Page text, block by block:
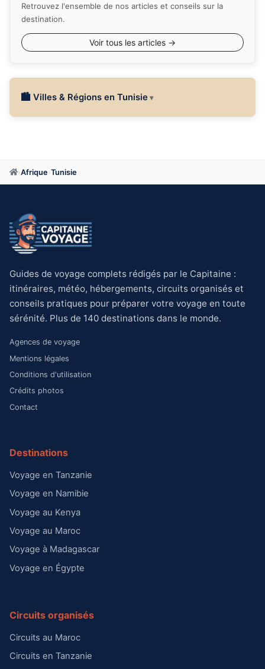
Retrouvez l'ensemble de nos articles et conseils sur la
destination.
Voir tous les articles →
🏙 Villes & Régions en Tunisie
›Afrique›Tunisie
Guides de voyage complets rédigés par le Capitaine :
itinéraires, météo, hébergements, circuits organisés et
conseils pratiques pour préparer votre voyage en toute
sérénité. Plus de 140 destinations dans le monde.
Agences de voyage
Mentions légales
Conditions d'utilisation
Crédits photos
Contact
Destinations
Voyage en Tanzanie
Voyage en Namibie
Voyage au Kenya
Voyage au Maroc
Voyage à Madagascar
Voyage en Égypte
Circuits organisés
Circuits au Maroc
Circuits en Tanzanie